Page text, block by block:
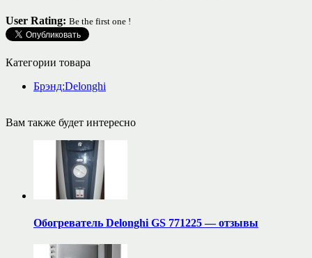
User Rating: Be the first one !
Категории товара
Брэнд:Delonghi
Вам также будет интересно
Обогреватель Delonghi GS 771225 — отзывы